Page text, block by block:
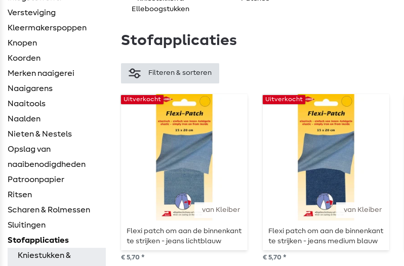
Versteviging
Kleermakerspoppen
Knopen
Koorden
Merken naaigerei
Naaigarens
Naaitools
Naalden
Nieten & Nestels
Opslag van
naaibenodigdheden
Patroonpapier
Ritsen
Scharen & Rolmessen
Sluitingen
Stofapplicaties
Kniestukken &
Elleboogstukken
Stofapplicaties
Filteren & sorteren
van Kleiber
Uitverkocht
Flexi patch om aan de binnenkant
te strijken - jeans lichtblauw
€ 5,70 *
van Kleiber
Uitverkocht
Flexi patch om aan de binnenkant
te strijken - jeans medium blauw
€ 5,70 *